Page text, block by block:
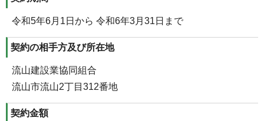
令和5年6月1日から 令和6年3月31日まで
契約の相手方及び所在地
流山建設業協同組合
流山市流山2丁目312番地
契約金額